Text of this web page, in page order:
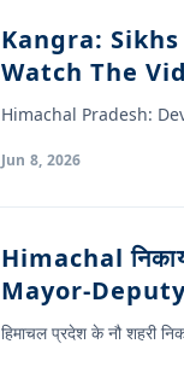
Kangra:
Watch The
Himachal Pradesh:
Jun 8, 2026
Himachal निकाय
Mayor-Deputy
हिमाचल प्रदेश के नौ शहरी